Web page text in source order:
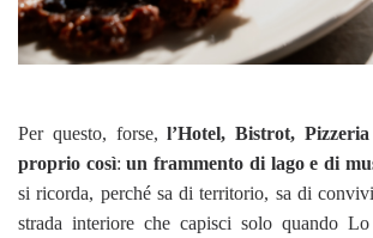
Per questo, forse,l’Hotel, Bistrot,
proprio così: un frammento di lago e di
si ricorda, perché sa di territorio, sa di
strada interiore che capisci solo quando